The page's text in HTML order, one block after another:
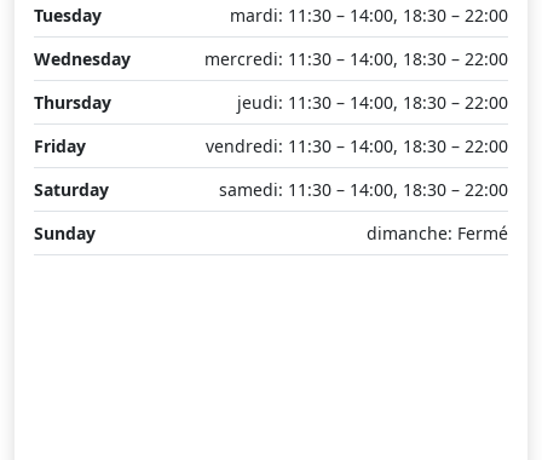
Tuesday
mardi: 11:30 – 14:00, 18:30 – 22:00
Wednesday
mercredi: 11:30 – 14:00, 18:30 – 22:00
Thursday
jeudi: 11:30 – 14:00, 18:30 – 22:00
Friday
vendredi: 11:30 – 14:00, 18:30 – 22:00
Saturday
samedi: 11:30 – 14:00, 18:30 – 22:00
Sunday
dimanche: Fermé